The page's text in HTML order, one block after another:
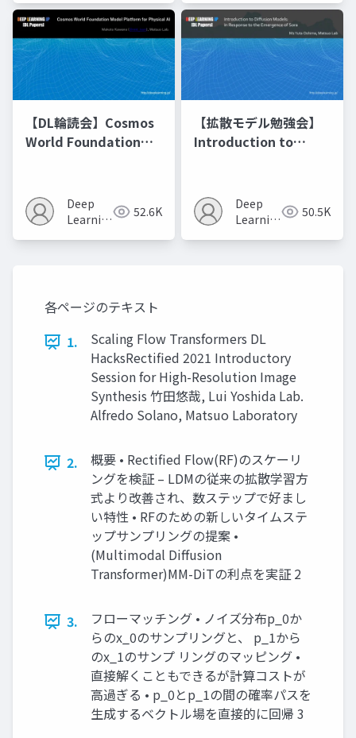
【DL輪読会】Cosmos
World Foundation
Deep
Learning
52.6K
【拡散モデル勉強会】
Introduction to
Deep
Learning
50.5K
各ページのテキスト
1.
Scaling Flow Transformers DL
HacksRectified 2021 Introductory
Session for High-Resolution Image
Synthesis 竹田悠哉, Lui Yoshida Lab.
Alfredo Solano, Matsuo Laboratory
2.
概要 • Rectified Flow(RF)のスケーリ
ングを検証 – LDMの従来の拡散学習方
式より改善され、数ステップで好まし
い特性 • RFのための新しいタイムステ
ップサンプリングの提案 •
(Multimodal Diffusion
Transformer)MM-DiTの利点を実証 2
3.
フローマッチング • ノイズ分布p_0か
らのx_0のサンプリングと、 p_1から
のx_1のサンプ リングのマッピング •
直接解くこともできるが計算コストが
高過ぎる • p_0とp_1の間の確率パスを
生成するベクトル場を直接的に回帰 3